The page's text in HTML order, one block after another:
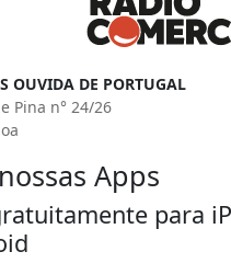
OUVIDA DE PORTUGAL
Pina n° 24/26
Apps
para